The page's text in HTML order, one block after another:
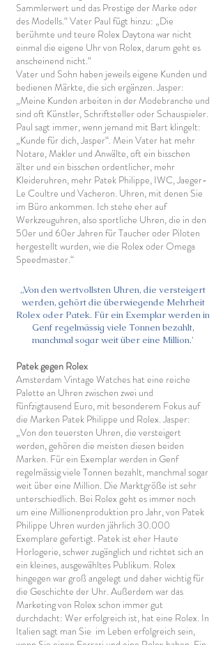
Sammlerwert und das Prestige der Marke oder
des Modells.“ Vater Paul fügt hinzu: „Die
berühmte und teure Rolex Daytona war nicht
einmal die eigene Uhr von Rolex, darum geht es
anscheinend nicht.“
Vater und Sohn haben jeweils eigene Kunden und
bedienen Märkte, die sich ergänzen. Jasper:
„Meine Kunden arbeiten in der Modebranche und
sind oft Künstler, Schriftsteller oder Schauspieler.
Paul sagt immer, wenn jemand mit Bart klingelt:
„Kunde für dich, Jasper“. Mein Vater hat mehr
Notare, Makler und Anwälte, oft ein bisschen
älter und ein bisschen ordentlicher, mehr
Kleideruhren, mehr Patek Philippe, IWC, Jaeger-
Le Coultre und Vacheron. Uhren, mit denen Sie
im Büro ankommen. Ich stehe eher auf
Werkzeuguhren, also sportliche Uhren, die in den
50er und 60er Jahren für Taucher oder Piloten
hergestellt wurden, wie die Rolex oder Omega
Speedmaster.“
„Von den wertvollsten Uhren, die versteigert
werden, gehört die überwiegende Mehrheit
Rolex oder Patek. Für ein Exemplar werden in
Genf regelmässig viele Tonnen bezahlt,
manchmal sogar weit über eine Million.'
Patek gegen Rolex
Amsterdam Vintage Watches hat eine reiche
Palette an Uhren zwischen zwei und
fünfzigtausend Euro, mit besonderem Fokus auf
die Marken Patek Philippe und Rolex. Jasper:
„Von den teuersten Uhren, die versteigert
werden, gehören die meisten diesen beiden
Marken. Für ein Exemplar werden in Genf
regelmässig viele Tonnen bezahlt, manchmal sogar
weit über eine Million. Die Marktgröße ist sehr
unterschiedlich. Bei Rolex geht es immer noch
um eine Millionenproduktion pro Jahr, von Patek
Philippe Uhren wurden jährlich 30.000
Exemplare gefertigt. Patek ist eher Haute
Horlogerie, schwer zugänglich und richtet sich an
ein kleines, ausgewähltes Publikum. Rolex
hingegen war groß angelegt und daher wichtig für
die Geschichte der Uhr. Außerdem war das
Marketing von Rolex schon immer gut
durchdacht: Wer erfolgreich ist, hat eine Rolex. In
Italien sagt man Sie im Leben erfolgreich sein,